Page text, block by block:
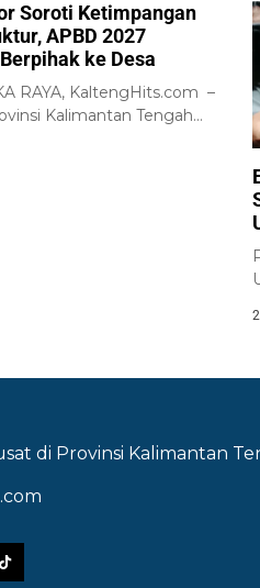
Soroti Ketimpangan
APBD 2027
ke Desa
RAYA, KaltengHits.com –
Kalimantan Tengah
di Provinsi Kalimantan